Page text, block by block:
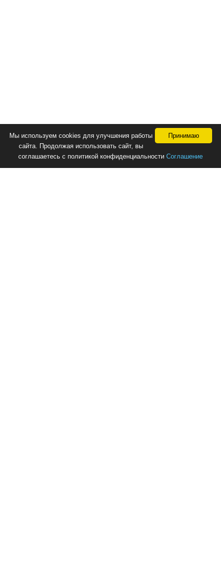
Принимаю
Мы используем cookies для улучшения работы
сайта. Продолжая использовать сайт, вы
соглашаетесь с политикой конфиденциальности Соглашение